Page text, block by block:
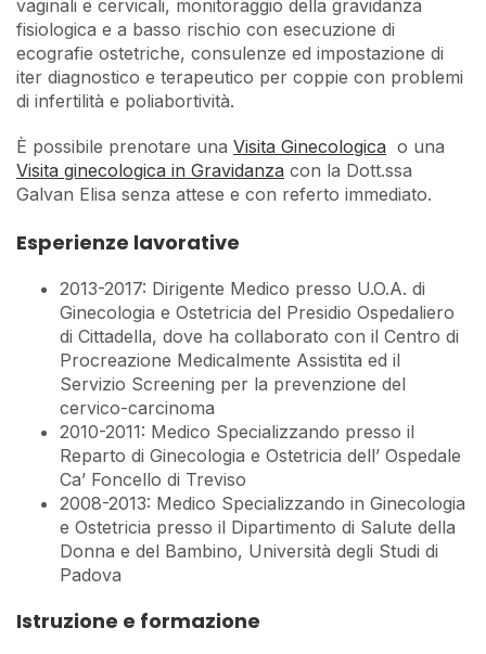
vaginali e cervicali, monitoraggio della gravidanza
fisiologica e a basso rischio con esecuzione di
ecografie ostetriche, consulenze ed impostazione di
iter diagnostico e terapeutico per coppie con problemi
di infertilità e poliabortività.
È possibile prenotare una Visita Ginecologica o una
Visita ginecologica in Gravidanza con la Dott.ssa
Galvan Elisa senza attese e con referto immediato.
Esperienze lavorative
2013-2017: Dirigente Medico presso U.O.A. di
Ginecologia e Ostetricia del Presidio Ospedaliero
di Cittadella, dove ha collaborato con il Centro di
Procreazione Medicalmente Assistita ed il
Servizio Screening per la prevenzione del
cervico-carcinoma
2010-2011: Medico Specializzando presso il
Reparto di Ginecologia e Ostetricia dell’ Ospedale
Ca’ Foncello di Treviso
2008-2013: Medico Specializzando in Ginecologia
e Ostetricia presso il Dipartimento di Salute della
Donna e del Bambino, Università degli Studi di
Padova
Istruzione e formazione